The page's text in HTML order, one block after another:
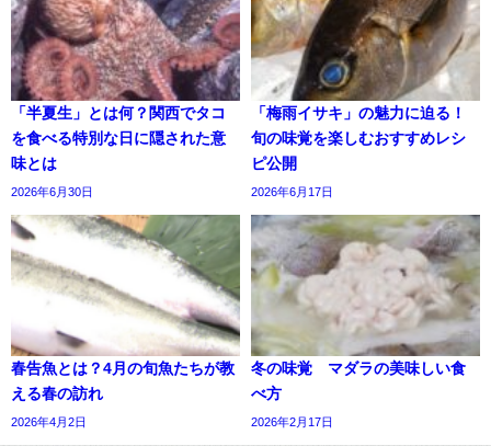
「半夏生」とは何？関西でタコ
を食べる特別な日に隠された意
味とは
2026年6月30日
「梅雨イサキ」の魅力に迫る！
旬の味覚を楽しむおすすめレシ
ピ公開
2026年6月17日
春告魚とは？4月の旬魚たちが教
える春の訪れ
2026年4月2日
冬の味覚 マダラの美味しい食
べ方
2026年2月17日